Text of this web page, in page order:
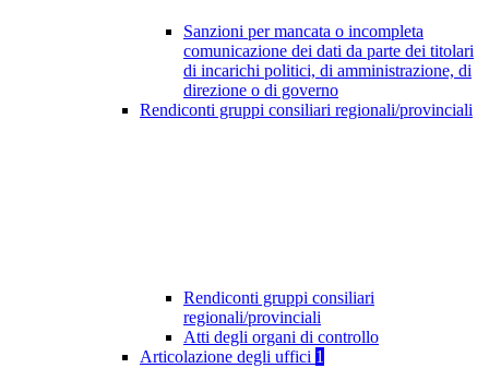
Sanzioni per mancata o incompleta
comunicazione dei dati da parte dei titolari
di incarichi politici, di amministrazione, di
direzione o di governo
Rendiconti gruppi consiliari regionali/provinciali
Rendiconti gruppi consiliari
regionali/provinciali
Atti degli organi di controllo
Articolazione degli uffici 1